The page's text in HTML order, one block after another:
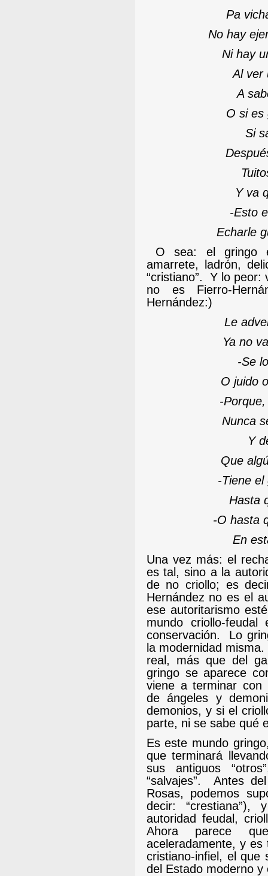
Pa
No hay
Ni hay
Al ver
A
O si es
Si
Y va
-Esto
Echarle
O sea: el gringo
amarrete, ladrón,
“cristiano”.
Y lo peor:
no es Fierro-
Hernández:)
Le
Ya no
-Se
O juido
-
Nunca
Y
Que
-Tiene
Hasta
-O hasta
En
Una vez más: el
es tal, sino a la
de no criollo; es
Hernández no es el
ese autoritarismo
mundo criollo-
conservación.
Lo
la modernidad misma.
real, más que del
gringo se aparece
viene a terminar con
de ángeles y
demonios, y si el
parte, ni se sabe qué
Es este mundo
que terminará
sus antiguos
“salvajes”.
Antes
Rosas, podemos
decir: “crestiana”),
autoridad feudal,
Ahora parece
aceleradamente, y es
cristiano-infiel, el que
del Estado moderno